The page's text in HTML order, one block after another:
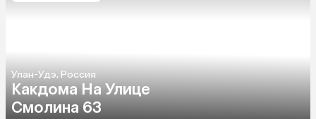
Улан-Удэ, Россия
Какдома На Улице
Смолина 63